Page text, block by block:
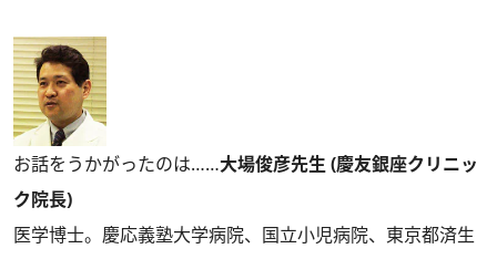
お話をうかがったのは……大場俊彦先生 (慶友銀座クリニッ
ク院長)
医学博士。慶応義塾大学病院、国立小児病院、東京都済生